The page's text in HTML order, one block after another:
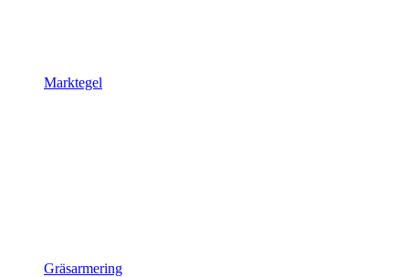
Marktegel
Gräsarmering